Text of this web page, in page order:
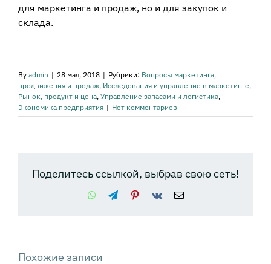
для маркетинга и продаж, но и для закупок и
склада.
By admin | 28 мая, 2018 | Рубрики: Вопросы маркетинга,
продвижения и продаж, Исследования и управление в маркетинге,
Рынок, продукт и цена, Управление запасами и логистика,
Экономика предприятия | Нет комментариев
Поделитесь ссылкой, выбрав свою сеть!
WhatsApp
TelegramPinterest
Vk Email
Похожие записи